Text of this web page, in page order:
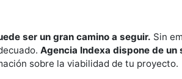
ser un gran camino a seguir. Sin
Agencia Indexa dispone de un
sobre la viabilidad de tu proyecto.